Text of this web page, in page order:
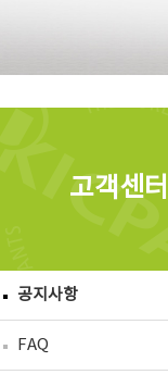
고객센터
공지사항
FAQ